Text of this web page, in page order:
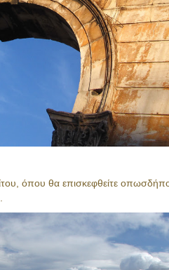
όπου θα επισκεφθείτε